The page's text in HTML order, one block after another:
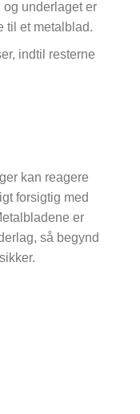
og underlaget er
til et metalblad.
indtil resterne
kan reagere
forsigtig med
er
så begynd